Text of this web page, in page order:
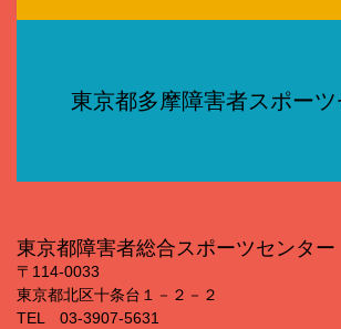
東京都多摩障害者スポー
東京都障害者総合スポーツセンター
〒114‐0033
東京都北区十条台１－２－２
TEL 03‐3907‐5631